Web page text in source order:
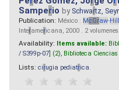
Samperio by Schwartz,
Publication: México : McGraw-Hill
Interamericana, 2000 . 2
Availability: Items available:
/ S399p-07 ] (2), Biblioteca Ciencias
Lists: cirugia pediatrica